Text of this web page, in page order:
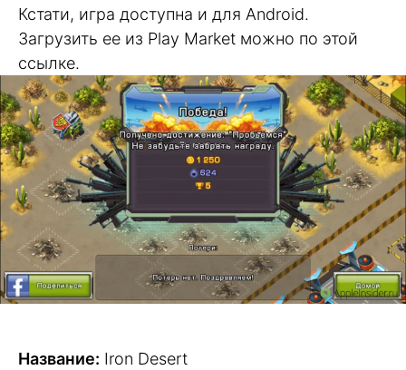
Кстати, игра доступна и для Android.
Загрузить ее из Play Market можно по этой
ссылке.
Название: Iron Desert